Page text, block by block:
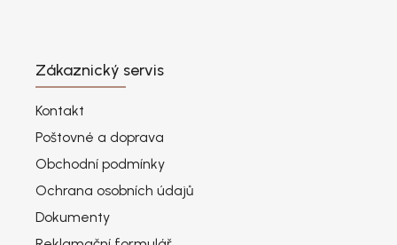
Zákaznický servis
Kontakt
Poštovné a doprava
Obchodní podmínky
Ochrana osobních údajů
Dokumenty